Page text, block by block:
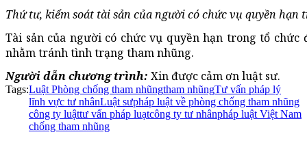
Thứ tư, kiểm soát tài sản của người có chức vụ quyền hạn
Tài sản của người có chức vụ quyền hạn trong tổ
nhằm tránh tình trạng tham nhũng.
Người dẫn chương trình: Xin được cảm ơn luật sư.
Tags:Luật Phòng chống tham nhũngtham nhũngTư vấn pháp lý
lĩnh vực tư nhânLuật sưpháp luật về phòng chống tham nhũng
công ty luậttư vấn pháp luạtcông ty tư nhânpháp luật Việt Nam
chống tham nhũng